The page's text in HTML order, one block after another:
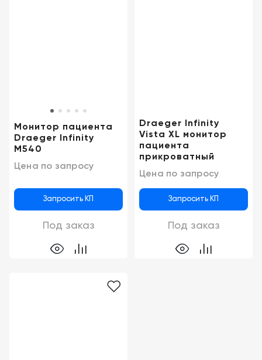
Монитор пациента
Draeger Infinity
M540
Цена по запросу
Запросить КП
Под заказ
Draeger Infinity
Vista XL монитор
пациента
прикроватный
Цена по запросу
Запросить КП
Под заказ